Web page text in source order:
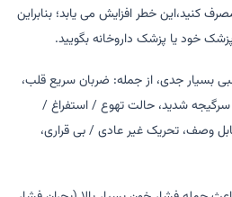
کنید،این خطر افزایش می یابد؛ بنابراین
خود یا پزشک داروخانه بگویید.
بسیار جدی، از جمله: ضربان سریع قلب،
شدید، حالت تهوع / استفراغ /
وصف، تحریک غیر عادی / بی قراری،